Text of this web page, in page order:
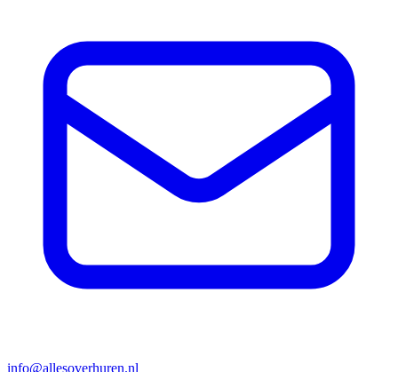
info@allesoverhuren.nl